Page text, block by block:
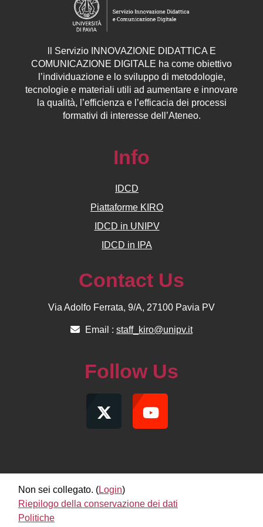
Servizio INNOVAZIONE DIDATTICA E
COMUNICAZIONE DIGITALE ha come obiettivo
l’individuazione e lo sviluppo di metodologie,
tecnologie e materiali utili ad aumentare e innovare
la qualità, l’efficienza e l’efficacia dei processi
formativi di interesse dell’Ateneo.
Info
IDCD
Piattaforme KIRO
IDCD in UNIPV
IDCD in IPA
Contact Us
Via Adolfo Ferrata, 9/A, 27100 Pavia PV
Email : staff_kiro@unipv.it
Follow Us
Non sei collegato. (Login)
Riepilogo della conservazione dei dati
Politiche